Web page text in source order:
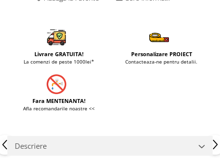
Livrare GRATUITA!
La comenzi de peste 1000lei*
Personalizare PROIECT
Contacteaza-ne pentru detalii.
Fara MENTENANTA!
Afla recomandarile noastre <<
Descriere